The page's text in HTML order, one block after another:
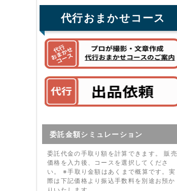
代行おまかせコース
委託金額シミュレーション
委託代金の手取り額を計算できます。 販売
価格を入力後、コースを選択してくださ
い。 ※手取り金額はあくまで概算です。実
際は下記価格より振込手数料を別途お預か